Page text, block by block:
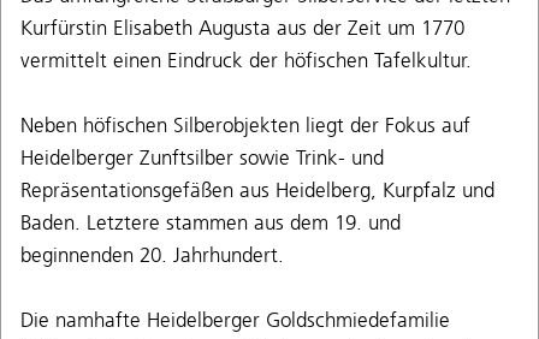
Kurfürstin Elisabeth Augusta aus der Zeit um 1770
vermittelt einen Eindruck der höfischen Tafelkultur.
Neben höfischen Silberobjekten liegt der Fokus auf
Heidelberger Zunftsilber sowie Trink- und
Repräsentationsgefäßen aus Heidelberg, Kurpfalz und
Baden. Letztere stammen aus dem 19. und
beginnenden 20. Jahrhundert.
Die namhafte Heidelberger Goldschmiedefamilie